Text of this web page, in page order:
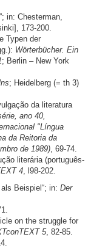
in: Chesterman,
173-200.
Typen der
Wörterbücher. Ein
; Berlin – New York
; Heidelberg (= th 3)
da literatura
ano 40,
"Língua
da Reitoria da
de 1989) , 69-74.
literária (português-
4 , l98-202.
Beispiel“; in: Der
on the struggle for
5, 82-85.